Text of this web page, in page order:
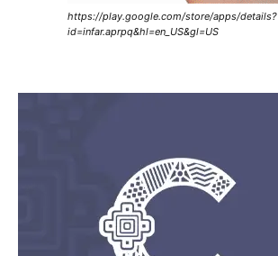
https://play.google.com/store/apps/details?
id=infar.aprpq&hl=en_US&gl=US